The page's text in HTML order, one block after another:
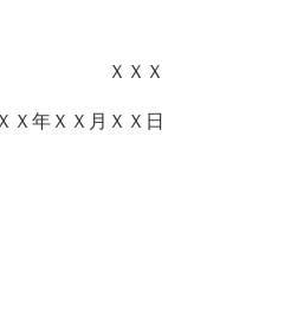
ＸＸＸ
年ＸＸ月ＸＸ日